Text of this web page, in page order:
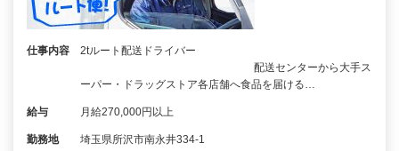
仕事内容
2tルート配送ドライバー
配送センターから大手ス
ーパー・ドラッグストア各店舗へ食品を届ける…
給与 月給270,000円以上
勤務地 埼玉県所沢市南永井334-1